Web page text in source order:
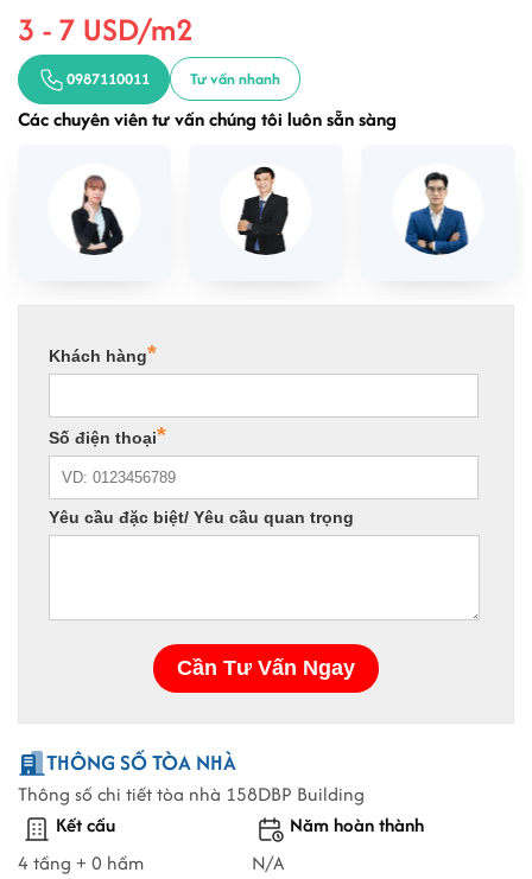
3 - 7 USD/m2
0987110011 Tư vấn nhanh
Các chuyên viên tư vấn chúng tôi luôn sẵn sàng
THÔNG SỐ TÒA NHÀ
Thông số chi tiết tòa nhà 158DBP Building
Kết cấu
4 tầng + 0 hầm
Năm hoàn thành
N/A